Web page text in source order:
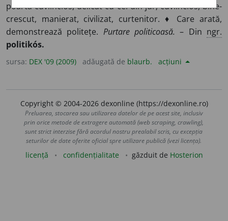
poartă cuviincios, delicat cu cei din jur; cuviincios, bine-
crescut, manierat, civilizat, curtenitor. ♦ Care arată,
demonstrează politețe. Purtare politicoasă. – Din ngr.
politikós.
sursa: DEX '09 (2009) adăugată de blaurb. acțiuni
Copyright © 2004-2026 dexonline (https://dexonline.ro)
Preluarea, stocarea sau utilizarea datelor de pe acest site, inclusiv
prin orice metode de extragere automată (web scraping, crawling),
sunt strict interzise fără acordul nostru prealabil scris, cu excepția
seturilor de date oferite oficial spre utilizare publică (vezi licența).
licență confidențialitate găzduit de Hosterion